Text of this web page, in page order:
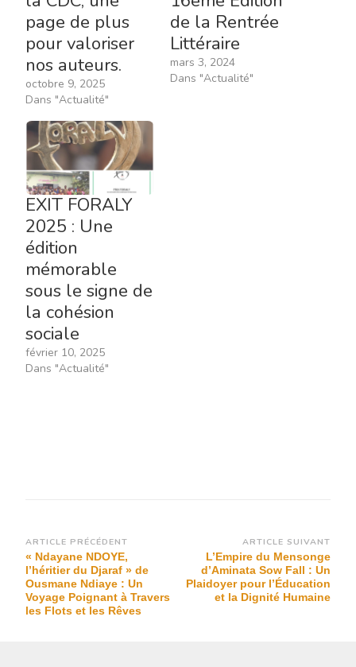
page de plus
pour valoriser
nos auteurs.
octobre 9, 2025
Dans "Actualité"
de la Rentrée
Littéraire
mars 3, 2024
Dans "Actualité"
EXIT FORALY
2025 : Une
édition
mémorable
sous le signe de
la cohésion
sociale
février 10, 2025
Dans "Actualité"
Navigation
d’article
ARTICLE PRÉCÉDENT
« Ndayane NDOYE,
l’héritier du Djaraf » de
Ousmane Ndiaye : Un
Voyage Poignant à Travers
les Flots et les Rêves
ARTICLE SUIVANT
L’Empire du Mensonge
d’Aminata Sow Fall : Un
Plaidoyer pour l’Éducation
et la Dignité Humaine